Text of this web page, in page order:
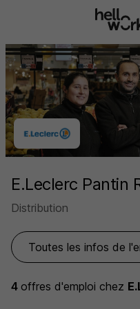
E.Leclerc Pantin
Distribution
Toutes les infos de
4 offres d'emploi chez